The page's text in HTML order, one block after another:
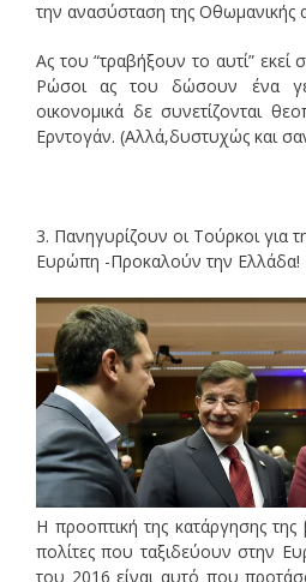
την ανασύσταση της Οθωμανικής
Ας του “τραβήξουν το αυτί”
Ρώσοι ας του δώσουν ένα
οικονομικά δε συνετίζονται
Ερντογάν. (Αλλά,δυστυχώς και
3. Πανηγυρίζουν οι Τούρκοι για
Ευρώπη -Προκαλούν την Ελλάδα!
Η προοπτική της κατάργησης της
πολίτες που ταξιδεύουν στην
του 2016 είναι αυτό που